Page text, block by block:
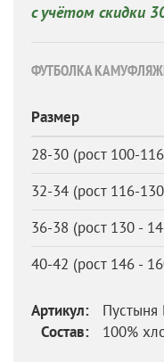
с учётом скидки
ФУТБОЛКА
Размер
28-30 (рост 100-
32-34 (рост 116-
36-38 (рост 130 -
40-42 (рост 146 -
Артикул:
Пустыня
Состав:
100%